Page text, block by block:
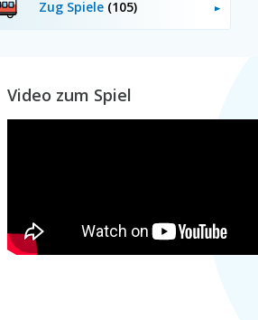
Zug Spiele (105)
Video zum Spiel